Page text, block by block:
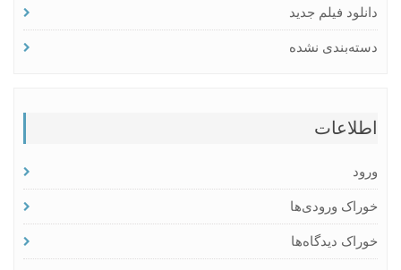
دانلود فیلم جدید
دسته‌بندی نشده
اطلاعات
ورود
خوراک ورودی‌ها
خوراک دیدگاه‌ها